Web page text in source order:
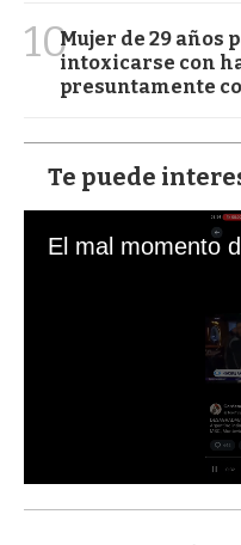
10Mujer de 29 años
intoxicarse con
presuntamente
Te puede
s